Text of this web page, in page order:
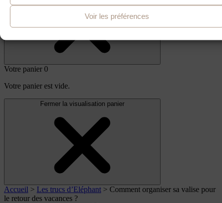
Voir les préférences
Votre panier 0
Votre panier est vide.
Fermer la visualisation panier
Accueil > Les trucs d’Eléphant > Comment organiser sa valise pour
le retour des vacances ?